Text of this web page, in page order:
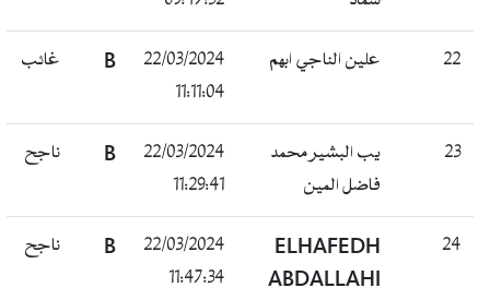
22 علين الناجي ابهم
22/03/2024
11:11:04
B غائب
23
يب البشير محمد
فاضل المين
22/03/2024
11:29:41
B ناجح
24
ELHAFEDH
ABDALLAHI
22/03/2024
11:47:34
B ناجح